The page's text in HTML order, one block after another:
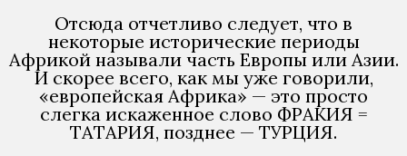
Отсюда отчетливо следует, что в
некоторые исторические периоды
Африкой называли часть Европы или Азии.
И скорее всего, как мы уже говорили,
«европейская Африка» — это просто
слегка искаженное слово ФРАКИЯ =
ТАТАРИЯ, позднее — ТУРЦИЯ.